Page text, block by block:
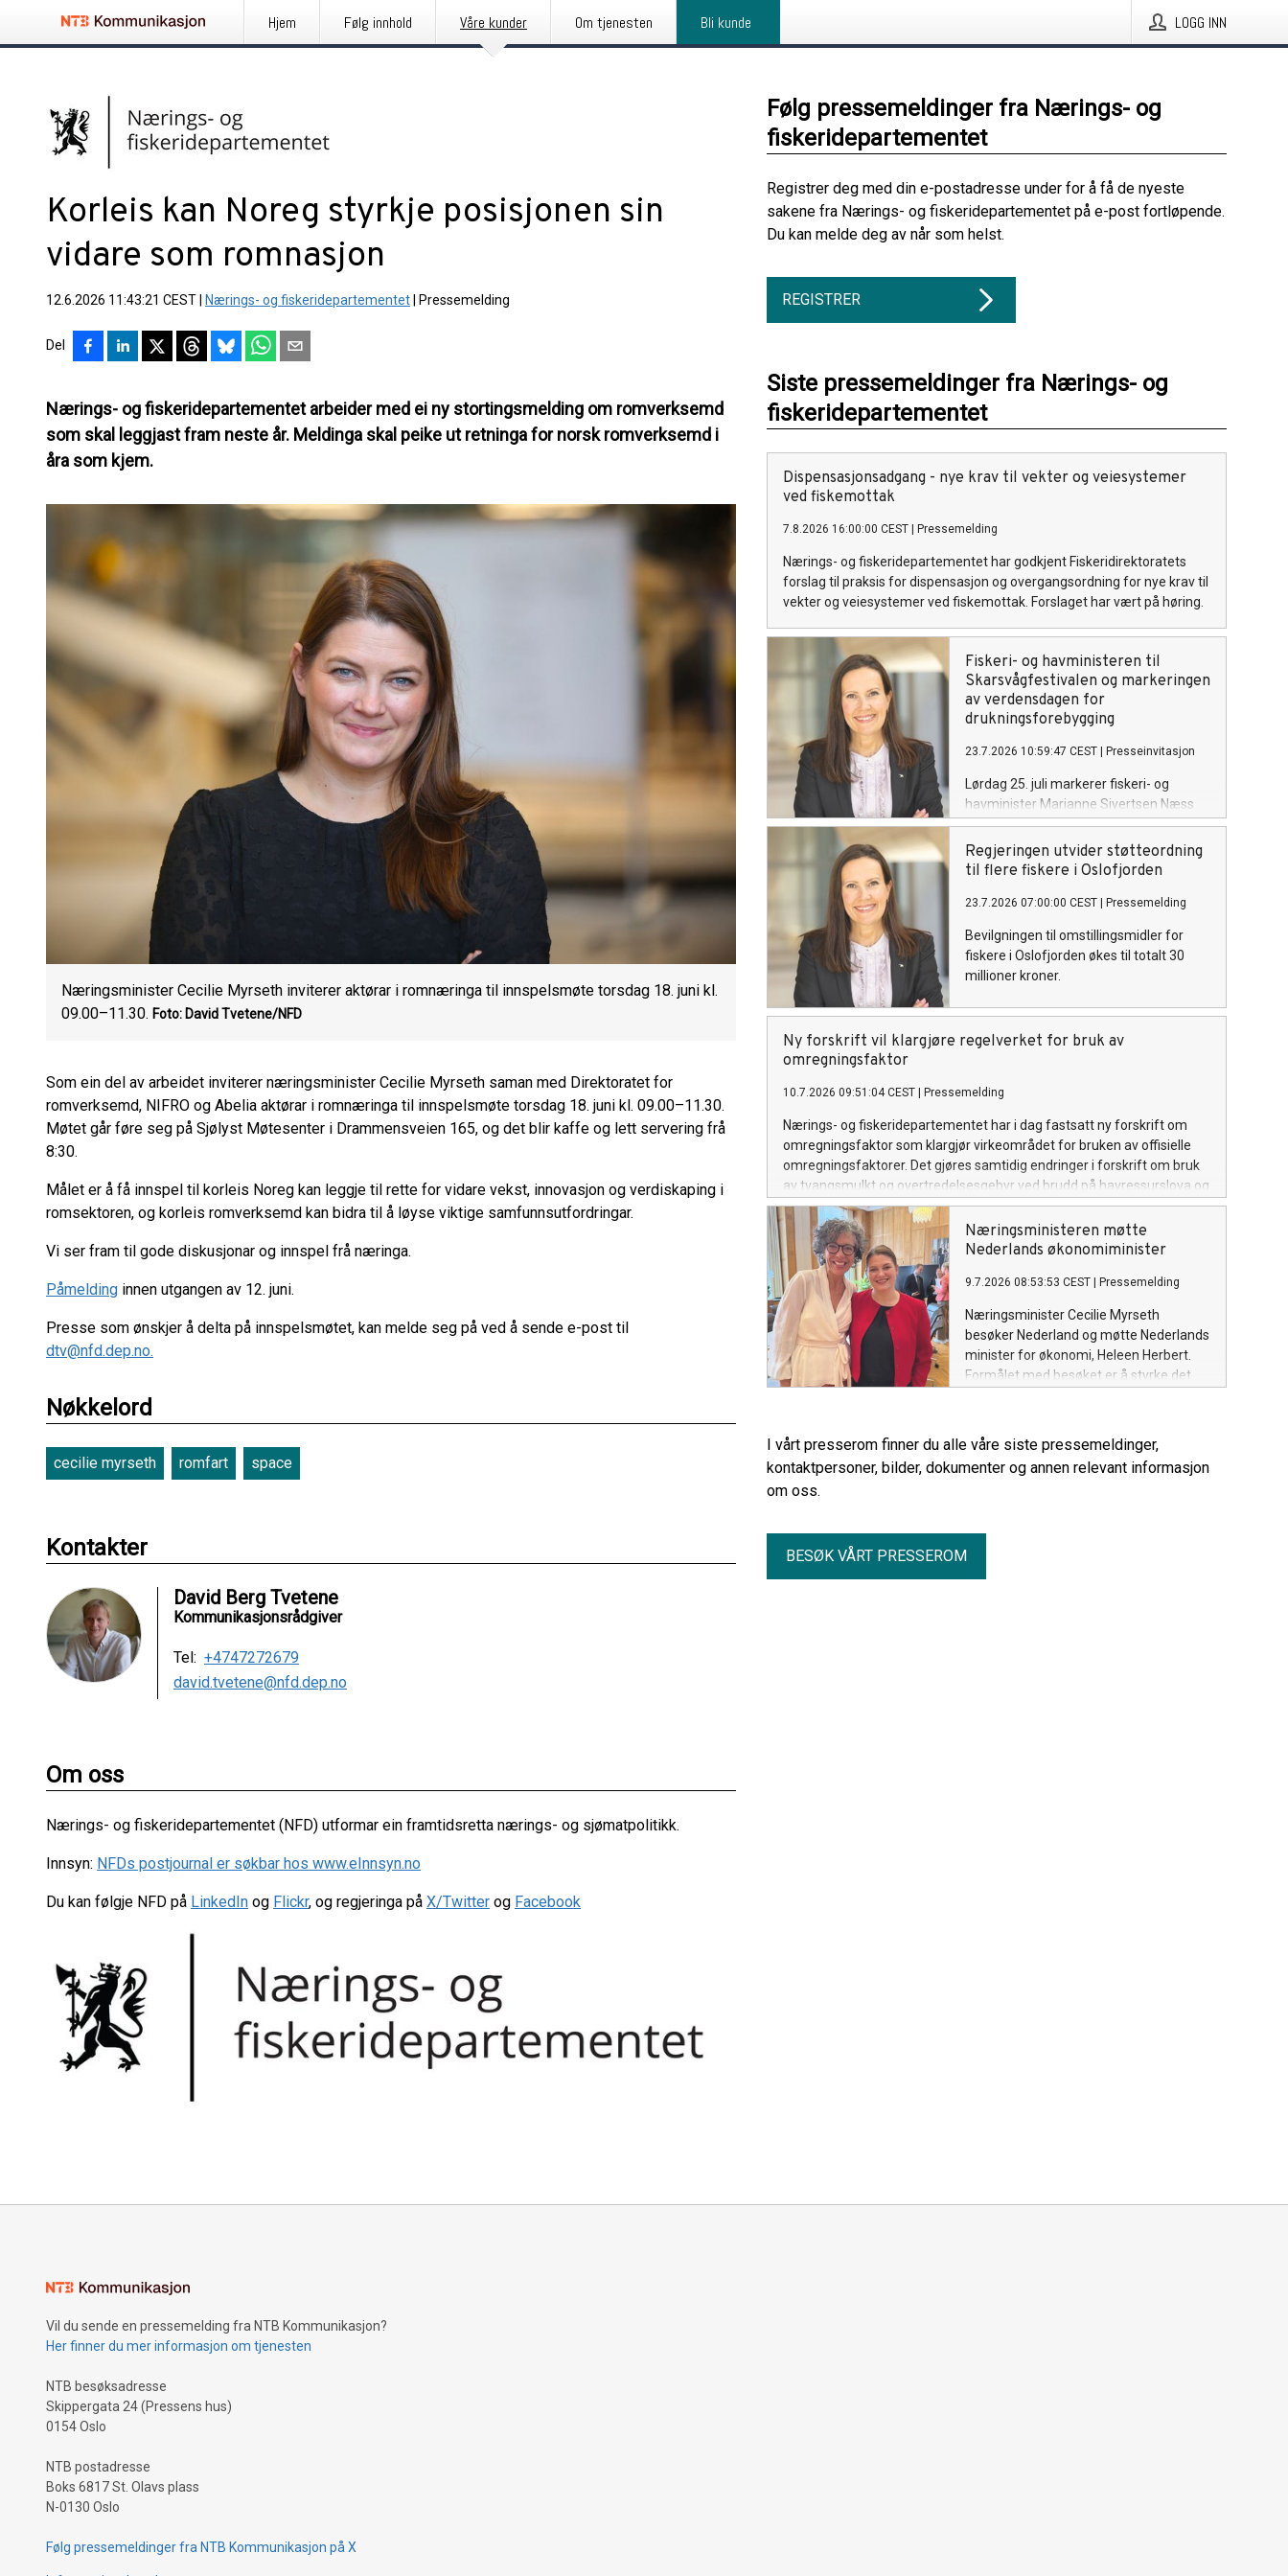
Hjem Følg innhold Våre kunder Om tjenesten Bli kunde LOGG INN
Korleis kan Noreg styrkje posisjonen sin
vidare som romnasjon
12.6.2026 11:43:21 CEST Nærings- og fiskeridepartementet Pressemelding
Del
Nærings- og fiskeridepartementet arbeider med ei ny stortingsmelding om romverksemd
som skal leggjast fram neste år. Meldinga skal peike ut retninga for norsk romverksemd i
åra som kjem.
Næringsminister Cecilie Myrseth inviterer aktørar i romnæringa til innspelsmøte torsdag 18. juni kl.
09.00–11.30. Foto: David Tvetene/NFD
Som ein del av arbeidet inviterer næringsminister Cecilie Myrseth saman med Direktoratet for
romverksemd, NIFRO og Abelia aktørar i romnæringa til innspelsmøte torsdag 18. juni kl. 09.00–11.30.
Møtet går føre seg på Sjølyst Møtesenter i Drammensveien 165, og det blir kaffe og lett servering frå
8:30.
Målet er å få innspel til korleis Noreg kan leggje til rette for vidare vekst, innovasjon og verdiskaping i
romsektoren, og korleis romverksemd kan bidra til å løyse viktige samfunnsutfordringar.
Vi ser fram til gode diskusjonar og innspel frå næringa.
Påmelding innen utgangen av 12. juni.
Presse som ønskjer å delta på innspelsmøtet, kan melde seg på ved å sende e-post til
dtv@nfd.dep.no.
Nøkkelord
cecilie myrseth romfart space
Kontakter
David Berg Tvetene
Kommunikasjonsrådgiver
Tel: +4747272679
david.tvetene@nfd.dep.no
Om oss
Nærings- og fiskeridepartementet (NFD) utformar ein framtidsretta nærings- og sjømatpolitikk.
Innsyn: NFDs postjournal er søkbar hos www.eInnsyn.no
Du kan følgje NFD på LinkedIn og Flickr, og regjeringa på X/Twitter og Facebook
Følg pressemeldinger fra Nærings- og
fiskeridepartementet
Registrer deg med din e-postadresse under for å få de nyeste
sakene fra Nærings- og fiskeridepartementet på e-post fortløpende.
Du kan melde deg av når som helst.
REGISTRER
Siste pressemeldinger fra Nærings- og
fiskeridepartementet
Dispensasjonsadgang - nye krav til vekter og veiesystemer
ved fiskemottak
7.8.2026 16:00:00 CEST Pressemelding
Nærings- og fiskeridepartementet har godkjent Fiskeridirektoratets
forslag til praksis for dispensasjon og overgangsordning for nye krav til
vekter og veiesystemer ved fiskemottak. Forslaget har vært på høring.
Fiskeri- og havministeren til
Skarsvågfestivalen og markeringen
av verdensdagen for
drukningsforebygging
23.7.2026 10:59:47 CEST Presseinvitasjon
Lørdag 25. juli markerer fiskeri- og
havminister Marianne Sivertsen Næss
FNs verdensdag for forebygging av
drukning i Skarsvåg, verdens nordligste
fiskevær.
Regjeringen utvider støtteordning
til flere fiskere i Oslofjorden
23.7.2026 07:00:00 CEST Pressemelding
Bevilgningen til omstillingsmidler for
fiskere i Oslofjorden økes til totalt 30
millioner kroner.
Ny forskrift vil klargjøre regelverket for bruk av
omregningsfaktor
10.7.2026 09:51:04 CEST Pressemelding
Nærings- og fiskeridepartementet har i dag fastsatt ny forskrift om
omregningsfaktor som klargjør virkeområdet for bruken av offisielle
omregningsfaktorer. Det gjøres samtidig endringer i forskrift om bruk
av tvangsmulkt og overtredelsesgebyr ved brudd på havressurslova og
deltakerloven, i tråd med sanksjonsreglene i den nye forskriften.
Næringsministeren møtte
Nederlands økonomiminister
9.7.2026 08:53:53 CEST Pressemelding
Næringsminister Cecilie Myrseth
besøker Nederland og møtte Nederlands
minister for økonomi, Heleen Herbert.
Formålet med besøket er å styrke det
handel, investeringer og
næringslivssamarbeid.
I vårt presserom finner du alle våre siste pressemeldinger,
kontaktpersoner, bilder, dokumenter og annen relevant informasjon
om oss.
BESØK VÅRT PRESSEROM
Vil du sende en pressemelding fra NTB Kommunikasjon?
Her finner du mer informasjon om tjenesten
NTB besøksadresse
Skippergata 24 (Pressens hus)
0154 Oslo
NTB postadresse
Boks 6817 St. Olavs plass
N-0130 Oslo
Følg pressemeldinger fra NTB Kommunikasjon på X